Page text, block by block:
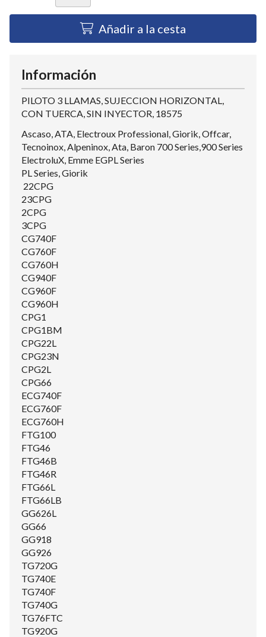
Añadir a la cesta
Información
PILOTO 3 LLAMAS, SUJECCION HORIZONTAL,
CON TUERCA, SIN INYECTOR, 18575
Ascaso, ATA, Electroux Professional, Giorik, Offcar,
Tecnoinox, Alpeninox, Ata, Baron 700 Series,900 Series
ElectroluX, Emme EGPL Series
PL Series, Giorik
22CPG
23CPG
2CPG
3CPG
CG740F
CG760F
CG760H
CG940F
CG960F
CG960H
CPG1
CPG1BM
CPG22L
CPG23N
CPG2L
CPG66
ECG740F
ECG760F
ECG760H
FTG100
FTG46
FTG46B
FTG46R
FTG66L
FTG66LB
GG626L
GG66
GG918
GG926
TG720G
TG740E
TG740F
TG740G
TG76FTC
TG920G